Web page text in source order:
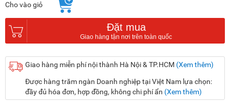
Cho vào giỏ
Đặt mua
Giao hàng miễn phí nội thành Hà Nội & TP.HCM (Xem thêm)
Được hàng trăm ngàn Doanh nghiệp tại Việt Nam lựa chọn:
đầy đủ hóa đơn, hợp đồng, không chi phí ẩn (Xem thêm)